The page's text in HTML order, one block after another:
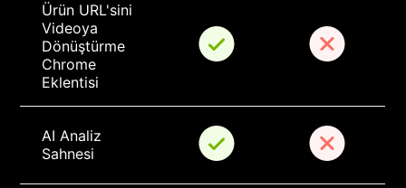
Ürün URL'sini
Videoya
Dönüştürme
Chrome
Eklentisi
AI Analiz
Sahnesi